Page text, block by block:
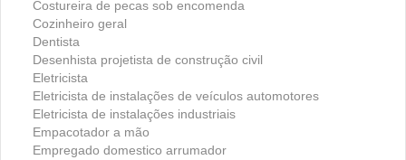
Costureira de pecas sob encomenda
Cozinheiro geral
Dentista
Desenhista projetista de construção civil
Eletricista
Eletricista de instalações de veículos automotores
Eletricista de instalações industriais
Empacotador a mão
Empregado domestico arrumador